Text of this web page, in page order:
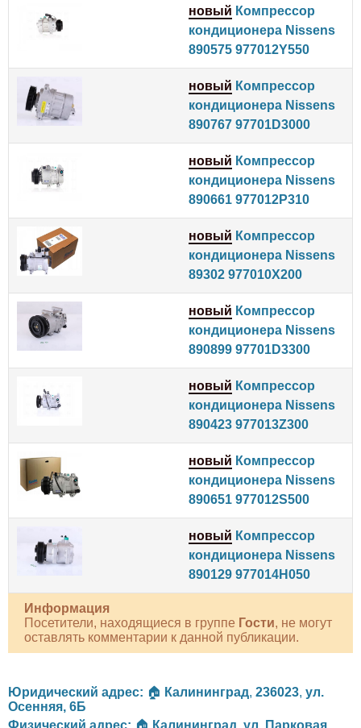
новый Компрессор
кондиционера Nissens
890575 977012Y550
новый Компрессор
кондиционера Nissens
890767 97701D3000
новый Компрессор
кондиционера Nissens
890661 977012P310
новый Компрессор
кондиционера Nissens
89302 977010X200
новый Компрессор
кондиционера Nissens
890899 97701D3300
новый Компрессор
кондиционера Nissens
890423 977013Z300
новый Компрессор
кондиционера Nissens
890651 977012S500
новый Компрессор
кондиционера Nissens
890129 977014H050
Информация
Посетители, находящиеся в группе Гости, не могут
оставлять комментарии к данной публикации.
Юридический адрес: 🏠 Калининград, 236023, ул.
Осенняя, 6Б
Физический адрес: 🏠 Калининград ул. Парковая